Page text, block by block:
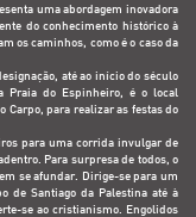
uma abordagem inovadora
do conhecimento histórico à
os caminhos, como é o caso da
até ao início do século
Praia do Espinheiro, é o local
Carpo, para realizar as festas do
para uma corrida invulgar de
Para surpresa de todos, o
se afundar. Dirige-se para um
de Santiago da Palestina até à
se ao cristianismo. Engolidos